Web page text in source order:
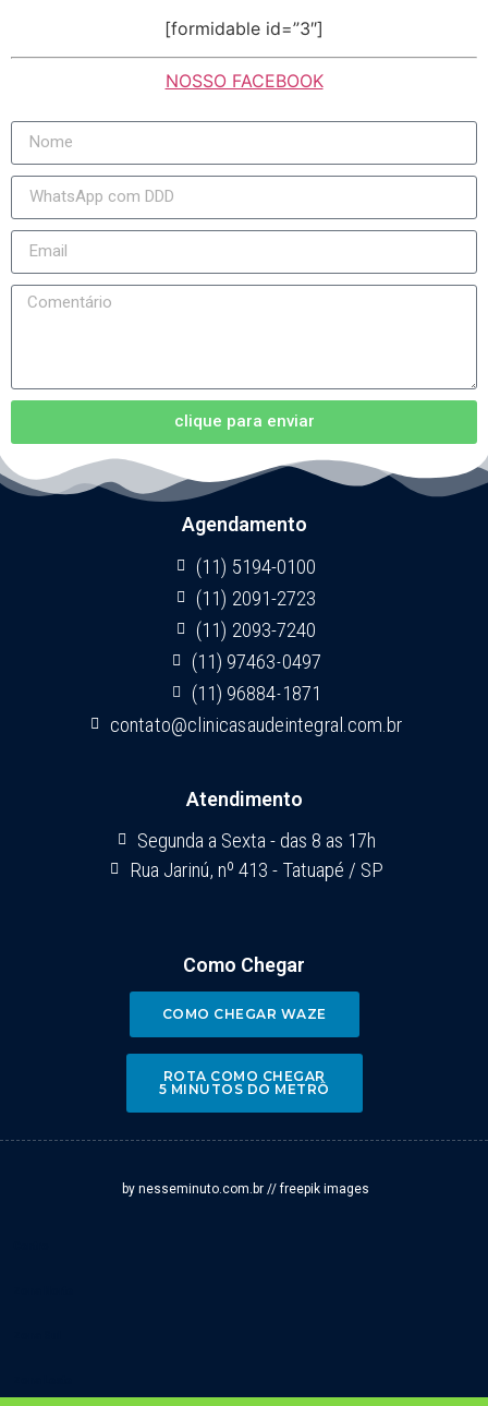
[formidable id=”3″]
NOSSO FACEBOOK
clique para enviar
Agendamento
(11) 5194-0100
(11) 2091-2723
(11) 2093-7240
(11) 97463-0497
(11) 96884-1871
contato@clinicasaudeintegral.com.br
Atendimento
Segunda a Sexta - das 8 as 17h
Rua Jarinú, nº 413 - Tatuapé / SP
Como Chegar
COMO CHEGAR WAZE
ROTA COMO CHEGAR
5 MINUTOS DO METRÔ
by nesseminuto.com.br // freepik images